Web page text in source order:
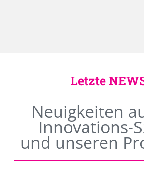
Letzte
Neuigkeiten
Innovations-
und unseren